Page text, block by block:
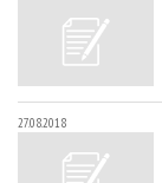
27.08.2018